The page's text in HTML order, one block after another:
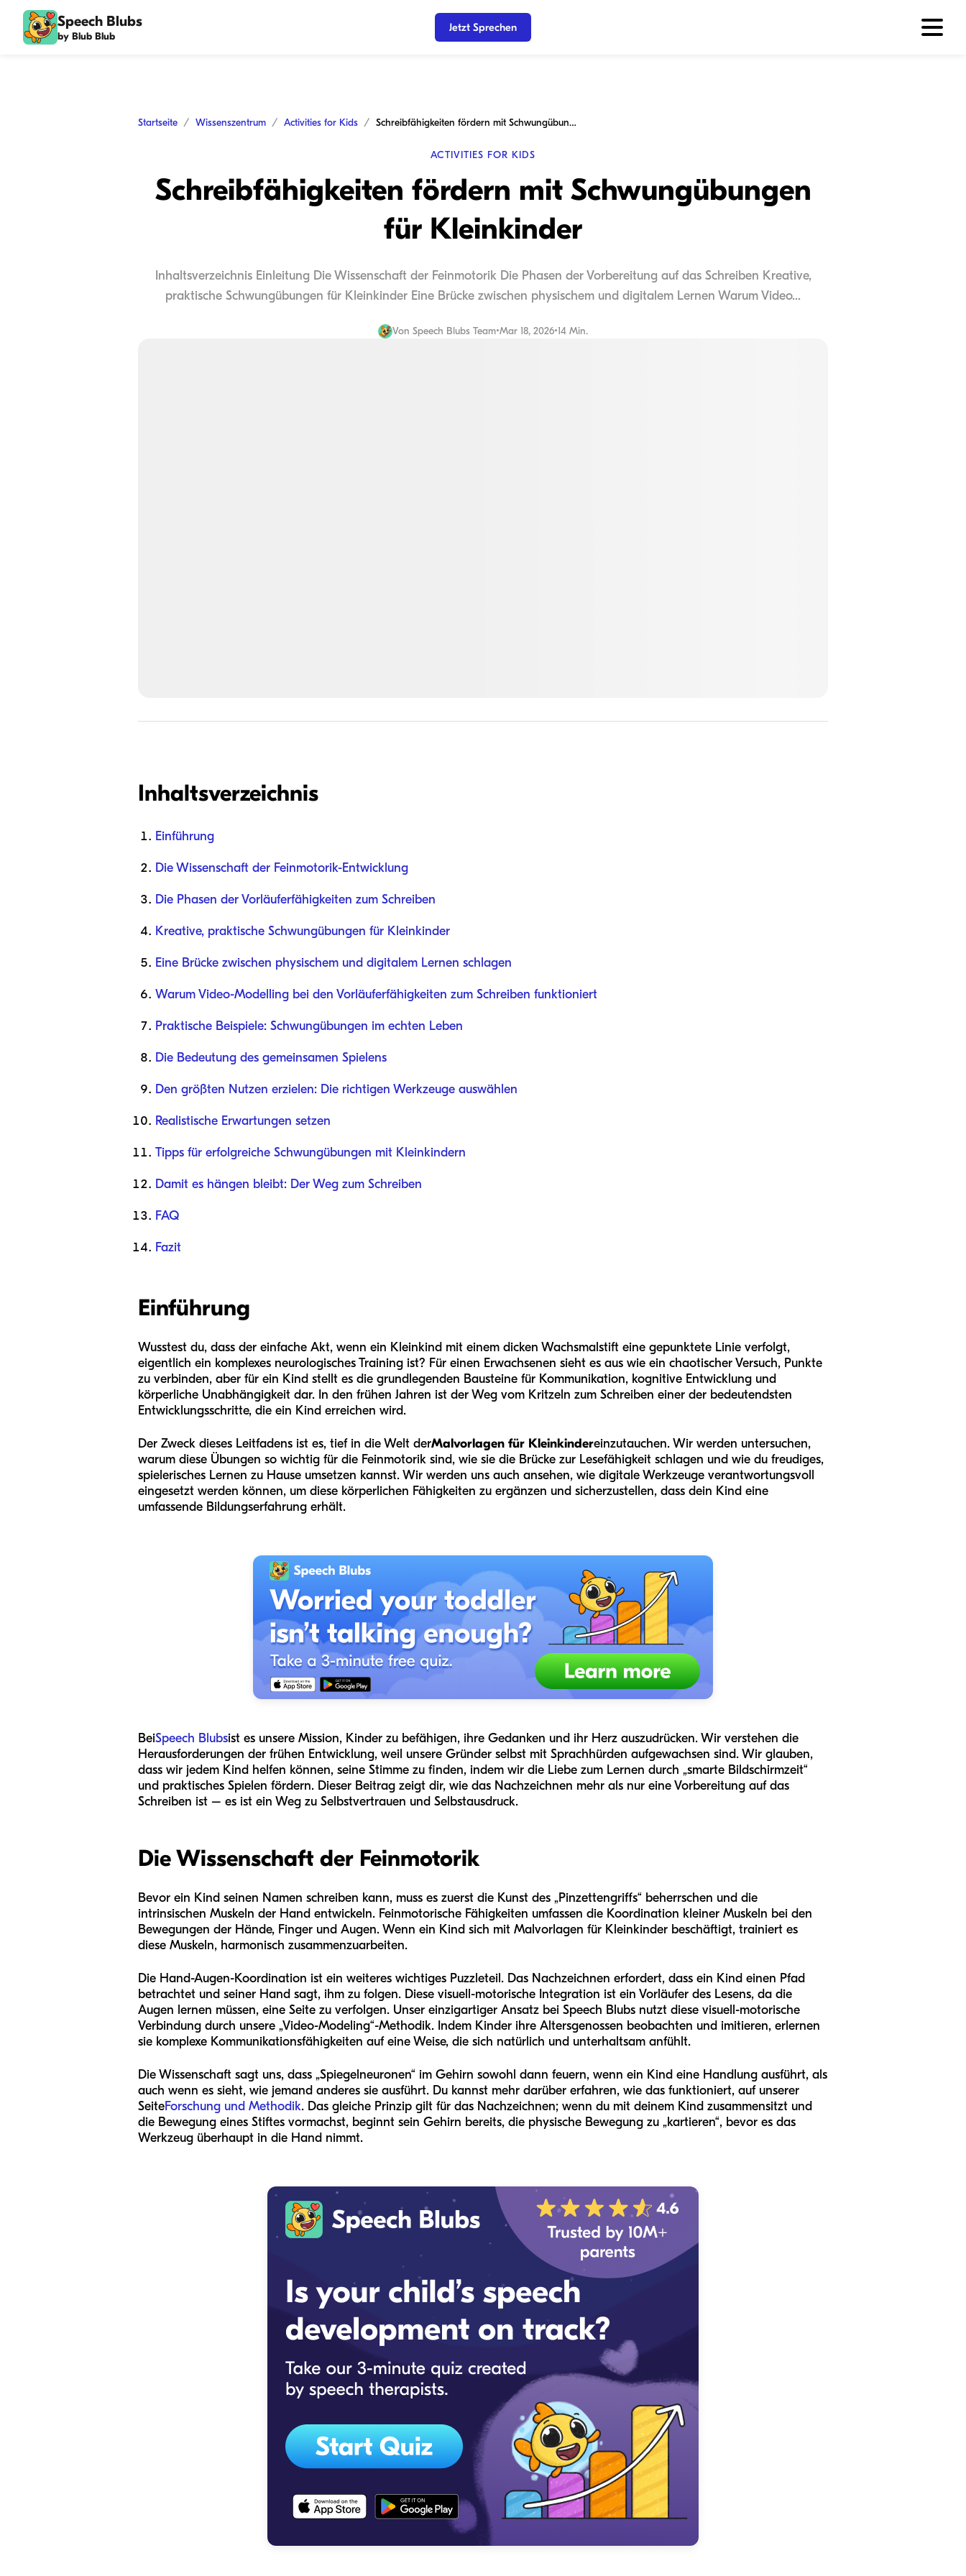
Speech Blubs
by Blub Blub
Jetzt Sprechen
Startseite Wissenszentrum Activities for Kids Schreibfähigkeiten fördern mit Schwungübungen für Kleinkinder
ACTIVITIES FOR KIDS
Schreibfähigkeiten fördern mit Schwungübungen
für Kleinkinder
Inhaltsverzeichnis Einleitung Die Wissenschaft der Feinmotorik Die Phasen der Vorbereitung auf das Schreiben Kreative,
praktische Schwungübungen für Kleinkinder Eine Brücke zwischen physischem und digitalem Lernen Warum Video...
Von Speech Blubs Team•Mar 18, 2026•14 Min.
Inhaltsverzeichnis
Einführung
Die Wissenschaft der Feinmotorik-Entwicklung
Die Phasen der Vorläuferfähigkeiten zum Schreiben
Kreative, praktische Schwungübungen für Kleinkinder
Eine Brücke zwischen physischem und digitalem Lernen schlagen
Warum Video-Modelling bei den Vorläuferfähigkeiten zum Schreiben funktioniert
Praktische Beispiele: Schwungübungen im echten Leben
Die Bedeutung des gemeinsamen Spielens
Den größten Nutzen erzielen: Die richtigen Werkzeuge auswählen
Realistische Erwartungen setzen
Tipps für erfolgreiche Schwungübungen mit Kleinkindern
Damit es hängen bleibt: Der Weg zum Schreiben
FAQ
Fazit
Einführung
Wusstest du, dass der einfache Akt, wenn ein Kleinkind mit einem dicken Wachsmalstift eine gepunktete Linie verfolgt,
eigentlich ein komplexes neurologisches Training ist? Für einen Erwachsenen sieht es aus wie ein chaotischer Versuch, Punkte
zu verbinden, aber für ein Kind stellt es die grundlegenden Bausteine für Kommunikation, kognitive Entwicklung und
körperliche Unabhängigkeit dar. In den frühen Jahren ist der Weg vom Kritzeln zum Schreiben einer der bedeutendsten
Entwicklungsschritte, die ein Kind erreichen wird.
Der Zweck dieses Leitfadens ist es, tief in die Welt derMalvorlagen für Kleinkindereinzutauchen. Wir werden untersuchen,
warum diese Übungen so wichtig für die Feinmotorik sind, wie sie die Brücke zur Lesefähigkeit schlagen und wie du freudiges,
spielerisches Lernen zu Hause umsetzen kannst. Wir werden uns auch ansehen, wie digitale Werkzeuge verantwortungsvoll
eingesetzt werden können, um diese körperlichen Fähigkeiten zu ergänzen und sicherzustellen, dass dein Kind eine
umfassende Bildungserfahrung erhält.
BeiSpeech Blubsist es unsere Mission, Kinder zu befähigen, ihre Gedanken und ihr Herz auszudrücken. Wir verstehen die
Herausforderungen der frühen Entwicklung, weil unsere Gründer selbst mit Sprachhürden aufgewachsen sind. Wir glauben,
dass wir jedem Kind helfen können, seine Stimme zu finden, indem wir die Liebe zum Lernen durch „smarte Bildschirmzeit“
und praktisches Spielen fördern. Dieser Beitrag zeigt dir, wie das Nachzeichnen mehr als nur eine Vorbereitung auf das
Schreiben ist – es ist ein Weg zu Selbstvertrauen und Selbstausdruck.
Die Wissenschaft der Feinmotorik
Bevor ein Kind seinen Namen schreiben kann, muss es zuerst die Kunst des „Pinzettengriffs“ beherrschen und die
intrinsischen Muskeln der Hand entwickeln. Feinmotorische Fähigkeiten umfassen die Koordination kleiner Muskeln bei den
Bewegungen der Hände, Finger und Augen. Wenn ein Kind sich mit Malvorlagen für Kleinkinder beschäftigt, trainiert es
diese Muskeln, harmonisch zusammenzuarbeiten.
Die Hand-Augen-Koordination ist ein weiteres wichtiges Puzzleteil. Das Nachzeichnen erfordert, dass ein Kind einen Pfad
betrachtet und seiner Hand sagt, ihm zu folgen. Diese visuell-motorische Integration ist ein Vorläufer des Lesens, da die
Augen lernen müssen, eine Seite zu verfolgen. Unser einzigartiger Ansatz bei Speech Blubs nutzt diese visuell-motorische
Verbindung durch unsere „Video-Modeling“-Methodik. Indem Kinder ihre Altersgenossen beobachten und imitieren, erlernen
sie komplexe Kommunikationsfähigkeiten auf eine Weise, die sich natürlich und unterhaltsam anfühlt.
Die Wissenschaft sagt uns, dass „Spiegelneuronen“ im Gehirn sowohl dann feuern, wenn ein Kind eine Handlung ausführt, als
auch wenn es sieht, wie jemand anderes sie ausführt. Du kannst mehr darüber erfahren, wie das funktioniert, auf unserer
SeiteForschung und Methodik. Das gleiche Prinzip gilt für das Nachzeichnen; wenn du mit deinem Kind zusammensitzt und
die Bewegung eines Stiftes vormachst, beginnt sein Gehirn bereits, die physische Bewegung zu „kartieren“, bevor es das
Werkzeug überhaupt in die Hand nimmt.